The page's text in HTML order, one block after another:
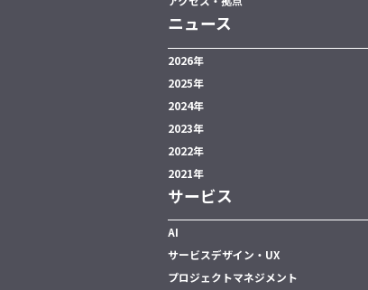
ニュース
2026年
2025年
2024年
2023年
2022年
2021年
サービス
AI
サービスデザイン・UX
プロジェクトマネジメント